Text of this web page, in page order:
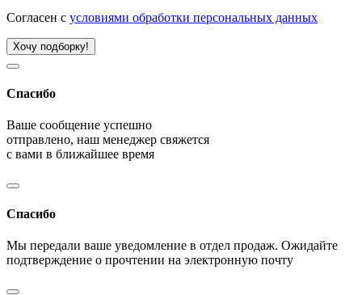
Согласен с условиями обработки персональных данных
Хочу подборку!
Спасибо
Ваше сообщение успешно
отправлено, наш менеджер свяжется
с вами в ближайшее время
Спасибо
Мы передали ваше уведомление в отдел продаж. Ожидайте
подтверждение о прочтении на электронную почту